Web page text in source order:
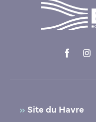
Site du Havre